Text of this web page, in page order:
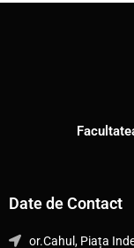
Date de Contact
or.Cahul, Piața